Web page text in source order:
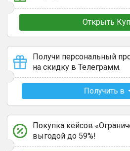
Открыть
Получи персональный
на скидку в Телеграмм.
Получить в
Покупка кейсов
выгодой до 59%!